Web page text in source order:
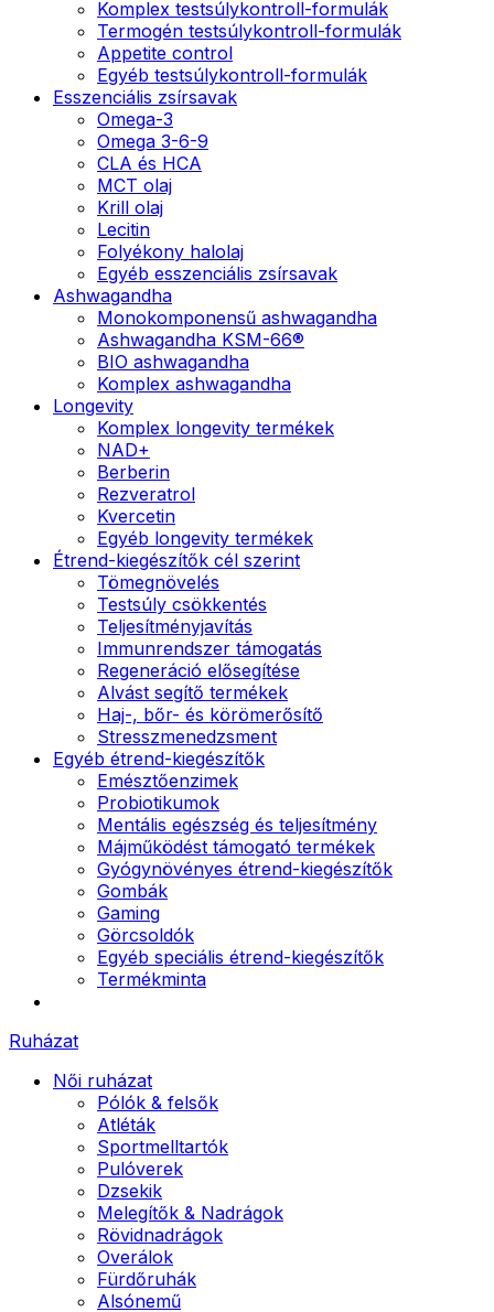
Komplex testsúlykontroll-formulák
Termogén testsúlykontroll-formulák
Appetite control
Egyéb testsúlykontroll-formulák
Esszenciális zsírsavak
Omega-3
Omega 3-6-9
CLA és HCA
MCT olaj
Krill olaj
Lecitin
Folyékony halolaj
Egyéb esszenciális zsírsavak
Ashwagandha
Monokomponensű ashwagandha
Ashwagandha KSM-66®
BIO ashwagandha
Komplex ashwagandha
Longevity
Komplex longevity termékek
NAD+
Berberin
Rezveratrol
Kvercetin
Egyéb longevity termékek
Étrend-kiegészítők cél szerint
Tömegnövelés
Testsúly csökkentés
Teljesítményjavítás
Immunrendszer támogatás
Regeneráció elősegítése
Alvást segítő termékek
Haj-, bőr- és körömerősítő
Stresszmenedzsment
Egyéb étrend-kiegészítők
Emésztőenzimek
Probiotikumok
Mentális egészség és teljesítmény
Májműködést támogató termékek
Gyógynövényes étrend-kiegészítők
Gombák
Gaming
Görcsoldók
Egyéb speciális étrend-kiegészítők
Termékminta
Ruházat
Női ruházat
Pólók & felsők
Atléták
Sportmelltartók
Pulóverek
Dzsekik
Melegítők & Nadrágok
Rövidnadrágok
Overálok
Fürdőruhák
Alsónemű